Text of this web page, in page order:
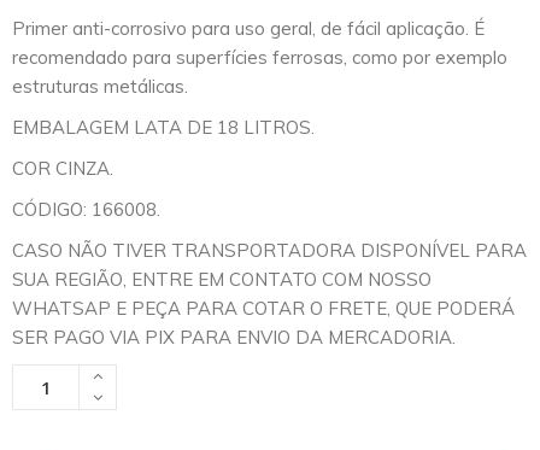
Primer anti-corrosivo para uso geral, de fácil aplicação. É
recomendado para superfícies ferrosas, como por exemplo
estruturas metálicas.
EMBALAGEM LATA DE 18 LITROS.
COR CINZA.
CÓDIGO: 166008.
CASO NÃO TIVER TRANSPORTADORA DISPONÍVEL PARA
SUA REGIÃO, ENTRE EM CONTATO COM NOSSO
WHATSAP E PEÇA PARA COTAR O FRETE, QUE PODERÁ
SER PAGO VIA PIX PARA ENVIO DA MERCADORIA.